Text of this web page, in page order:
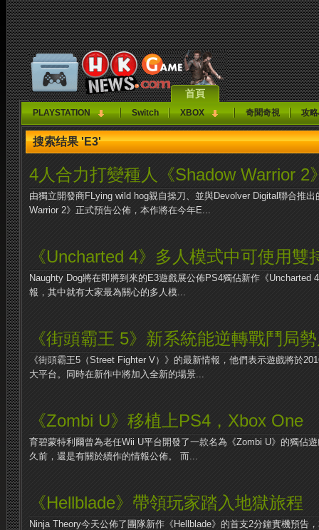
首頁
PLAYSTATION Switch XBOX 奇聞奇視 攻
搜索结果 'E3'
4人合力打變種人《Shadow Warrior 2
由獨立開發商FLying wild hog親自操刀、並與Devolver Digital聯合推
Warrior 2》正式預告公佈，本作將在今年E...
《Uncharted 4》多人模式中可使用雙
Naughty Dog將在即將到來的E3遊戲展公佈PS4獨佔新作《Uncharted
報，其中就有大家最為關心的多人模...
《街頭霸王 5》新系統能逆轉戰鬥局
《街頭霸王5（Street Fighter V）》的最新情報，他們表示遊戲將於
大平台。同時在新作中將加入全新的場景...
《Zombi U》移植上PS4，Xbox One
育碧蒙特利爾曾為老任Wii U平台開發了一款名為《Zombi U》的獨佔
久前，還是有關於續作的情報公佈。 而...
《Hellblade》帶領玩家踏入地獄旅程
Ninja Theory今天公佈了團隊新作《Hellblade》的首支2分鐘實機預告